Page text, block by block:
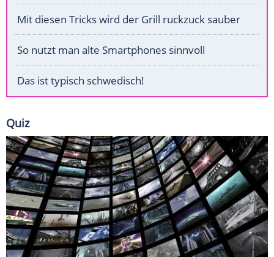
Mit diesen Tricks wird der Grill ruckzuck sauber
So nutzt man alte Smartphones sinnvoll
Das ist typisch schwedisch!
Quiz